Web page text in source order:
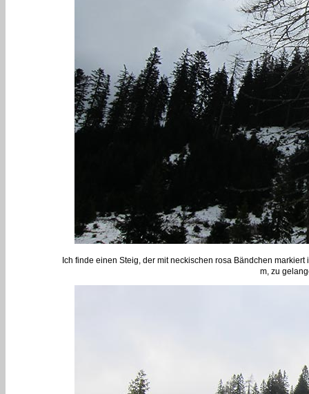
Ich finde einen Steig, der mit neckischen rosa Bändchen
m, zu